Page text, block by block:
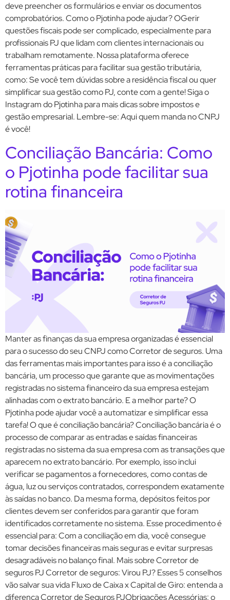
deve preencher os formulários e enviar os documentos
comprobatórios. Como o Pjotinha pode ajudar? OGerir
questões fiscais pode ser complicado, especialmente para
profissionais PJ que lidam com clientes internacionais ou
trabalham remotamente. Nossa plataforma oferece
ferramentas práticas para facilitar sua gestão tributária,
como: Se você tem dúvidas sobre a residência fiscal ou quer
simplificar sua gestão como PJ, conte com a gente! Siga o
Instagram do Pjotinha para mais dicas sobre impostos e
gestão empresarial. Lembre-se: Aqui quem manda no CNPJ
é você!
Conciliação Bancária: Como
o Pjotinha pode facilitar sua
rotina financeira
Manter as finanças da sua empresa organizadas é essencial
para o sucesso do seu CNPJ como Corretor de seguros. Uma
das ferramentas mais importantes para isso é a conciliação
bancária, um processo que garante que as movimentações
registradas no sistema financeiro da sua empresa estejam
alinhadas com o extrato bancário. E a melhor parte? O
Pjotinha pode ajudar você a automatizar e simplificar essa
tarefa! O que é conciliação bancária? Conciliação bancária é o
processo de comparar as entradas e saídas financeiras
registradas no sistema da sua empresa com as transações que
aparecem no extrato bancário. Por exemplo, isso inclui
verificar se pagamentos a fornecedores, como contas de
água, luz ou serviços contratados, correspondem exatamente
às saídas no banco. Da mesma forma, depósitos feitos por
clientes devem ser conferidos para garantir que foram
identificados corretamente no sistema. Esse procedimento é
essencial para: Com a conciliação em dia, você consegue
tomar decisões financeiras mais seguras e evitar surpresas
desagradáveis no balanço final. Mais sobre Corretor de
seguros PJ Corretor de seguros: Virou PJ? Esses 5 conselhos
vão salvar sua vida Fluxo de Caixa x Capital de Giro: entenda a
diferença Corretor de Seguros PJObrigações Acessórias: o